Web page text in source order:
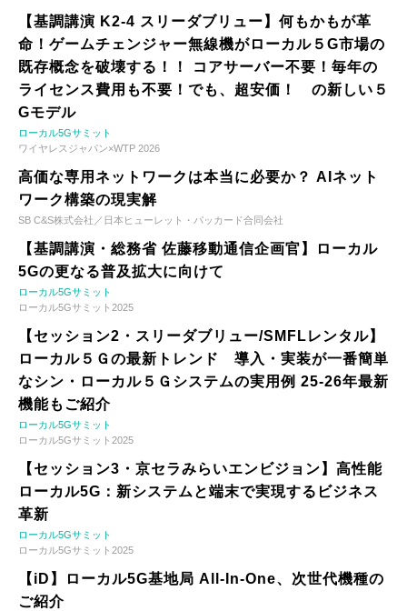
【基調講演 K2-4 スリーダブリュー】何もかもが革
命！ゲームチェンジャー無線機がローカル５G市場の
既存概念を破壊する！！ コアサーバー不要！毎年の
ライセンス費用も不要！でも、超安価！ の新しい５
Gモデル
ローカル5Gサミット
ワイヤレスジャパン×WTP 2026
高価な専用ネットワークは本当に必要か？ AIネット
ワーク構築の現実解
SB C&S株式会社／日本ヒューレット・パッカード合同会社
【基調講演・総務省 佐藤移動通信企画官】ローカル
5Gの更なる普及拡大に向けて
ローカル5Gサミット
ローカル5Gサミット2025
【セッション2・スリーダブリュー/SMFLレンタル】
ローカル５Ｇの最新トレンド 導入・実装が一番簡単
なシン・ローカル５Ｇシステムの実用例 25-26年最新
機能もご紹介
ローカル5Gサミット
ローカル5Gサミット2025
【セッション3・京セラみらいエンビジョン】高性能
ローカル5G：新システムと端末で実現するビジネス
革新
ローカル5Gサミット
ローカル5Gサミット2025
【iD】ローカル5G基地局 All-In-One、次世代機種の
ご紹介